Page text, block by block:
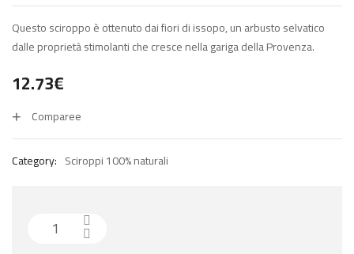
Questo sciroppo è ottenuto dai fiori di issopo, un arbusto selvatico
dalle proprietà stimolanti che cresce nella gariga della Provenza.
12.73€
Comparee
Category: Sciroppi 100% naturali